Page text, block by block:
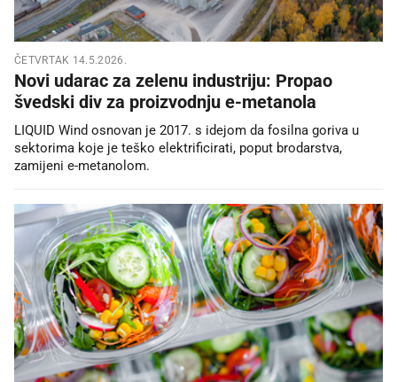
ČETVRTAK 14.5.2026.
Novi udarac za zelenu industriju: Propao
švedski div za proizvodnju e-metanola
LIQUID Wind osnovan je 2017. s idejom da fosilna goriva u
sektorima koje je teško elektrificirati, poput brodarstva,
zamijeni e-metanolom.